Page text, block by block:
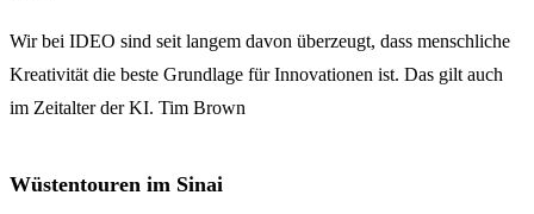
Wir bei IDEO sind seit langem davon überzeugt, dass menschliche
Kreativität die beste Grundlage für Innovationen ist. Das gilt auch
im Zeitalter der KI. Tim Brown
Wüstentouren im Sinai